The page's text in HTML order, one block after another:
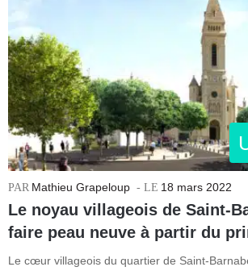
Mathieu Grapeloup 18 mars 2022
Le noyau villageois de Saint-
faire peau neuve à partir du
Le cœur villageois du quartier de Saint-